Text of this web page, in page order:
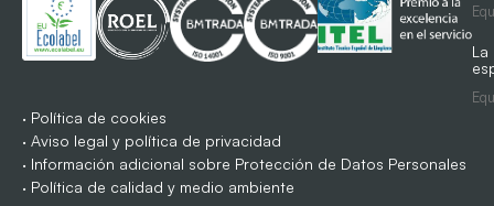
· Política de cookies
· Aviso legal y política de privacidad
· Información adicional sobre Protección de Datos Personales
· Política de calidad y medio ambiente